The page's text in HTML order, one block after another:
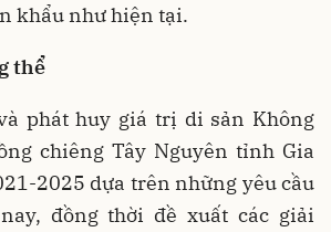
khẩu như hiện tại.
thể
phát huy giá trị di sản Không
chiêng Tây Nguyên tỉnh Gia
2025 dựa trên những yêu cầu
đồng thời đề xuất các giải